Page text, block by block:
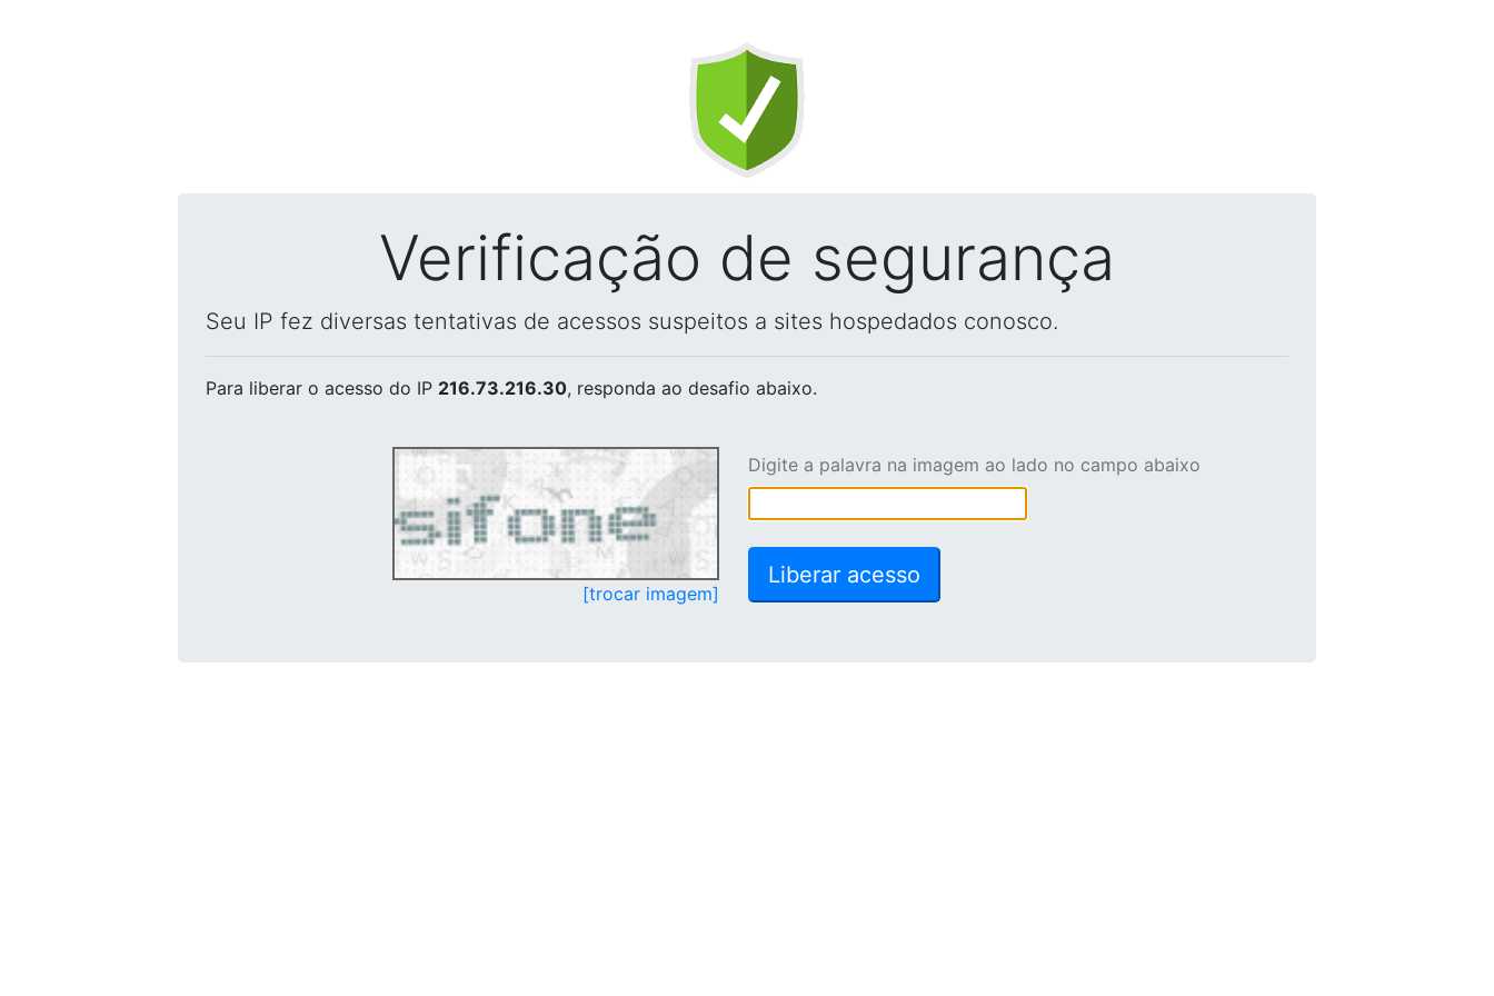
Verificação de segurança
Seu IP fez diversas tentativas de acessos suspeitos a sites hospedados conosco.
Para liberar o acesso do IP 216.73.216.30, responda ao desafio abaixo.
[trocar imagem]
Digite a palavra na imagem ao lado no campo abaixo